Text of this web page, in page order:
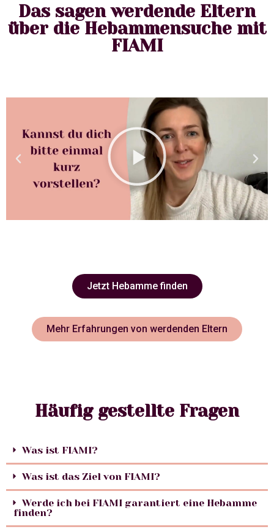
Das sagen werdende Eltern
über die Hebammensuche mit
FIAMI
Jetzt Hebamme finden
Mehr Erfahrungen von werdenden Eltern
Häufig gestellte Fragen
Was ist FIAMI?
Was ist das Ziel von FIAMI?
Werde ich bei FIAMI garantiert eine Hebamme
finden?